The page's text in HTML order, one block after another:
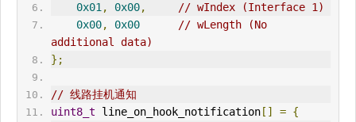
0x01 , 0x00,
// wIndex (Interface 1)
0x00, 0x00
// wLength (No
additional data)
};
// 线路挂机通知
uint8_t line_on_hook_notification[] = {